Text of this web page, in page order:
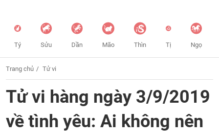
Tý Sửu Dần Mão Thìn Tị Ngọ
Trang chủ Tử vi
Tử vi hàng ngày 3/9/2019
về tình yêu: Ai không nên